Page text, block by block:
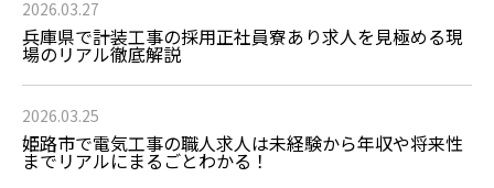
2026.03.27
兵庫県で計装工事の採用正社員寮あり求人を見極める現
場のリアル徹底解説
2026.03.25
姫路市で電気工事の職人求人は未経験から年収や将来性
までリアルにまるごとわかる！